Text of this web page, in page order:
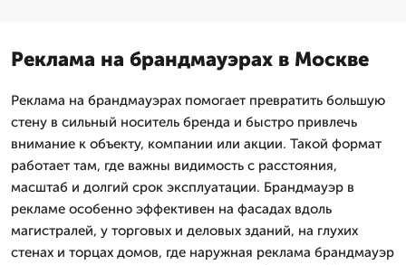
Реклама на брандмауэрах в Москве
Реклама на брандмауэрах помогает превратить большую
стену в сильный носитель бренда и быстро привлечь
внимание к объекту, компании или акции. Такой формат
работает там, где важны видимость с расстояния,
масштаб и долгий срок эксплуатации. Брандмауэр в
рекламе особенно эффективен на фасадах вдоль
магистралей, у торговых и деловых зданий, на глухих
стенах и торцах домов, где наружная реклама брандмауэр